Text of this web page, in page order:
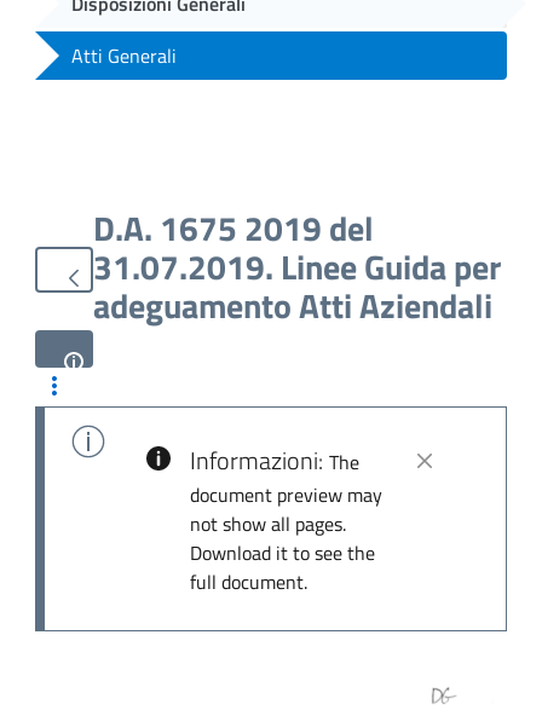
Atti Generali
D.A. 1675 2019 del
31.07.2019. Linee Guida per
adeguamento Atti Aziendali
Informazioni: The
document preview may
not show all pages.
Download it to see the
full document.